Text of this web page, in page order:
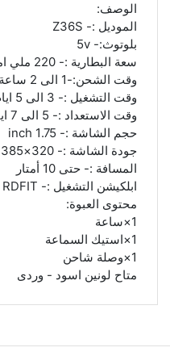
الوصف:
الموديل :- Z36S
بلوتوث:- 5v
سعة البطارية :- 220 ملي امبير
وقت الشحن:-1 الى 2 ساعة
وقت التشغيل :- 3 الى 5 ايام
وقت الاستعداد :- 5 الى 7 ايام
حجم الشاشة :- 1.75 inch
جودة الشاشة :- 320×385 pixel
المسافة :- حتى 10 أمتار
ابلكيشن التشغيل :- RDFIT
محتوى العبوة:
1×ساعة
1×استيك السماعة
1×وصلة شاحن
متاح لونين اسود - وردى